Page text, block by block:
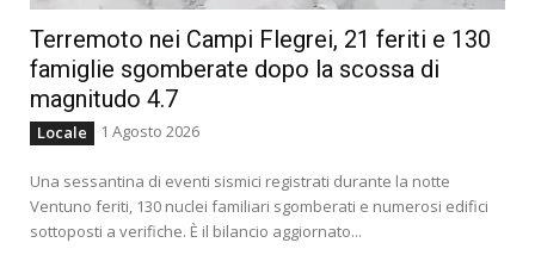
Terremoto nei Campi Flegrei, 21 feriti e 130
famiglie sgomberate dopo la scossa di
magnitudo 4.7
Locale 1 Agosto 2026
Una sessantina di eventi sismici registrati durante la notte
Ventuno feriti, 130 nuclei familiari sgomberati e numerosi edifici
sottoposti a verifiche. È il bilancio aggiornato...